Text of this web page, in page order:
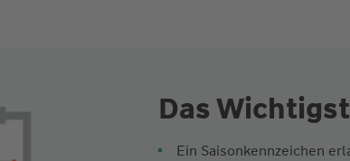
Das
Ein Saisonkennzeichen